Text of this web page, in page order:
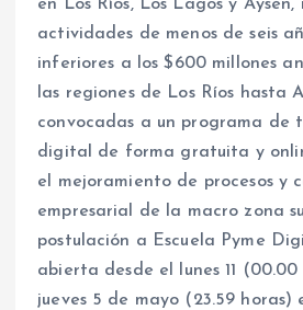
en Los Ríos, Los Lagos y
actividades de menos de seis
inferiores a los $600 millones
las regiones de Los Ríos hasta
convocadas a un programa de
digital de forma gratuita y
el mejoramiento de procesos y
empresarial de la macro zona
postulación a Escuela Pyme
abierta desde el lunes 11
jueves 5 de mayo (23.59 horas)